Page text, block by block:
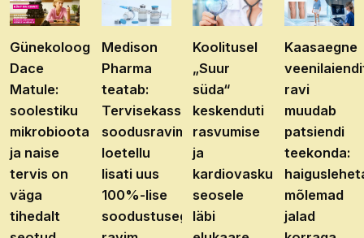
Günekoloog
Dace
Matule:
soolestiku
mikrobioota
ja naise
tervis on
väga
tihedalt
Medison
Pharma
teatab:
Tervisekassa
soodusravimite
loetellu
lisati uus
100%-lise
soodustusega
Koolitusel
„Suur
süda“
keskenduti
rasvumise
ja
kardiovaskulaarhaiguste
seosele
läbi
Kaasaegne
ravi
muudab
patsiendi
teekonda:
mõlemad
jalad